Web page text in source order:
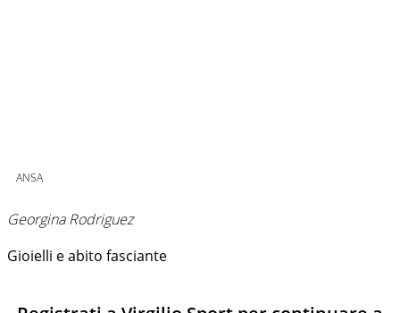
ANSA
Georgina Rodriguez
Gioielli e abito fasciante